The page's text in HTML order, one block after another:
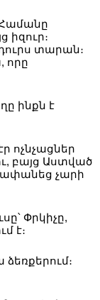
Համանը
իզուր։
տարան։
որը
ինքն է
ոչնչացներ
բայց Աստված
չարի
Փրկիչը,
է։